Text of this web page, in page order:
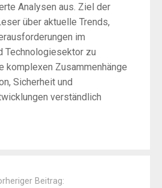
Analysen aus. Ziel der
über aktuelle Trends,
im
Technologiesektor zu
komplexen Zusammenhänge
Sicherheit und
verständlich
Beitrag: